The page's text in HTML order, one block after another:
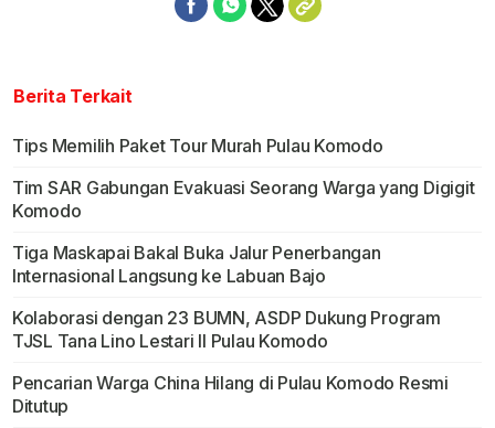
Berita Terkait
Tips Memilih Paket Tour Murah Pulau Komodo
Tim SAR Gabungan Evakuasi Seorang Warga yang Digigit
Komodo
Tiga Maskapai Bakal Buka Jalur Penerbangan
Internasional Langsung ke Labuan Bajo
Kolaborasi dengan 23 BUMN, ASDP Dukung Program
TJSL Tana Lino Lestari II Pulau Komodo
Pencarian Warga China Hilang di Pulau Komodo Resmi
Ditutup